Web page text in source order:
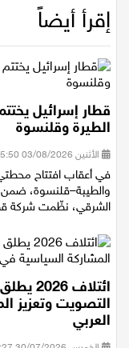
إقرأ أيضاً
قطار إسرائيل
الطيرة وقلنسوة
الأثنين 03/08/2026 15:50
في أعقاب افتتاح محطتي
والطيبة–قلنسوة، ضمن
ائتلاف
التصويت وتعزيز
العربي